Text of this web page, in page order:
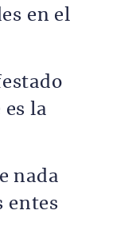
en el
la
nada
entes